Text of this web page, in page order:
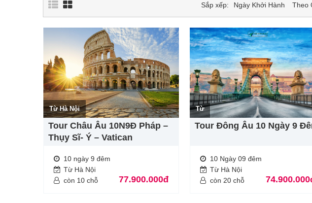
Sắp xếp: Ngày Khởi Hành Theo
Từ Hà Nội
Tour Châu Âu 10N9Đ Pháp –
Thụy Sĩ- Ý – Vatican
10 ngày 9 đêm
Từ Hà Nội
còn 10 chỗ
77.900.000đ
Từ
Tour Đông Âu 10 Ngày 9
10 Ngày 09 đêm
Từ Hà Nội
còn 20 chỗ